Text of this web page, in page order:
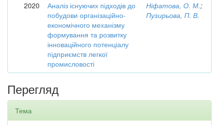
2020
Аналіз існуючих підходів до
побудови організаційно-
економічного механізму
формування та розвитку
інноваційного потенціалу
підприємств легкої
промисловості
Ніфатова, О. М.;
Пузирьова, П. В.
Перегляд
Тема